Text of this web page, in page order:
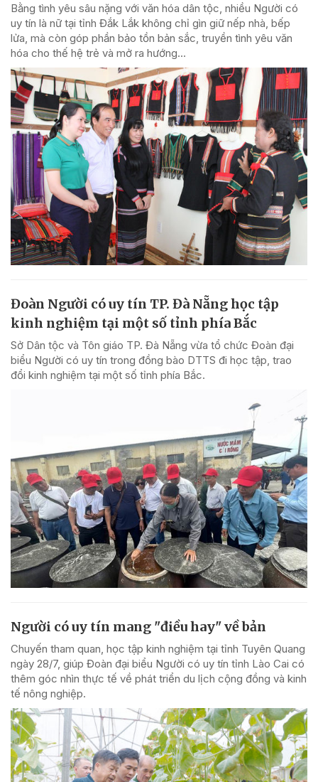
Bằng tình yêu sâu nặng với văn hóa dân tộc, nhiều Người có
uy tín là nữ tại tỉnh Đắk Lắk không chỉ gìn giữ nếp nhà, bếp
lửa, mà còn góp phần bảo tồn bản sắc, truyền tình yêu văn
hóa cho thế hệ trẻ và mở ra hướng...
Đoàn Người có uy tín TP. Đà Nẵng học tập
kinh nghiệm tại một số tỉnh phía Bắc
Sở Dân tộc và Tôn giáo TP. Đà Nẵng vừa tổ chức Đoàn đại
biểu Người có uy tín trong đồng bào DTTS đi học tập, trao
đổi kinh nghiệm tại một số tỉnh phía Bắc.
Người có uy tín mang "điều hay" về bản
Chuyến tham quan, học tập kinh nghiệm tại tỉnh Tuyên Quang
ngày 28/7, giúp Đoàn đại biểu Người có uy tín tỉnh Lào Cai có
thêm góc nhìn thực tế về phát triển du lịch cộng đồng và kinh
tế nông nghiệp.